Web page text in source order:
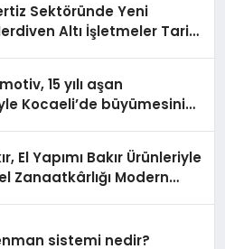
Sektöründe Yeni
Altı İşletmeler Tarih
15 yılı aşan
Kocaeli’de büyümesini
El Yapımı Bakır Ürünleriyle
Zanaatkârlığı Modern
sistemi nedir?